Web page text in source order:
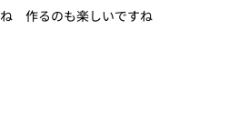
作るのも楽しいですね